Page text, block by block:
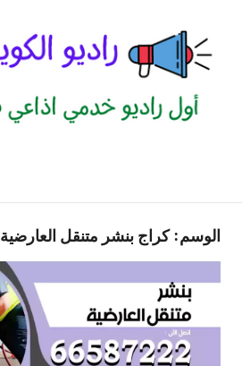
المحتوى
الكويت
للاعلانات
الوسم:كراج بنشر متنقل العارضية